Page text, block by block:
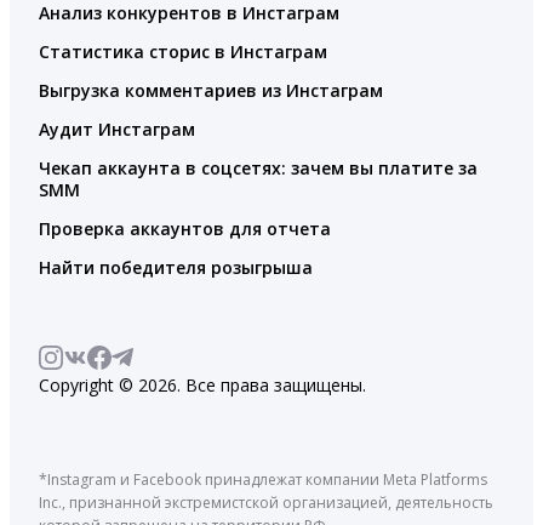
Анализ конкурентов в Инстаграм
Статистика сторис в Инстаграм
Выгрузка комментариев из Инстаграм
Аудит Инстаграм
Чекап аккаунта в соцсетях: зачем вы платите за
SMM
Проверка аккаунтов для отчета
Найти победителя розыгрыша
Copyright © 2026. Все права защищены.
*Instagram и Facebook принадлежат компании Meta Platforms
Inc., признанной экстремистской организацией, деятельность